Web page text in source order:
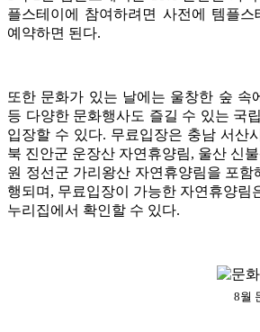
플스테이에 참여하려면 사전에 템플스
예약하면 된다.
또한 문화가 있는 날에는 울창한 숲 속
등 다양한 문화행사도 즐길 수 있는 국
입장할 수 있다. 무료입장은 충남 서산
북 진안군 운장산 자연휴양림, 울산 신
원 정선군 가리왕산 자연휴양림을 포함
행되며, 무료입장이 가능한 자연휴양림
누리집에서 확인할 수 있다.
8월